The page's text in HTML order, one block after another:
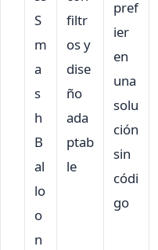
S
m
a
s
h
B
al
lo
o
n
filtr
os y
dise
ño
ada
ptab
le
pref
ier
en
una
solu
ción
sin
códi
go